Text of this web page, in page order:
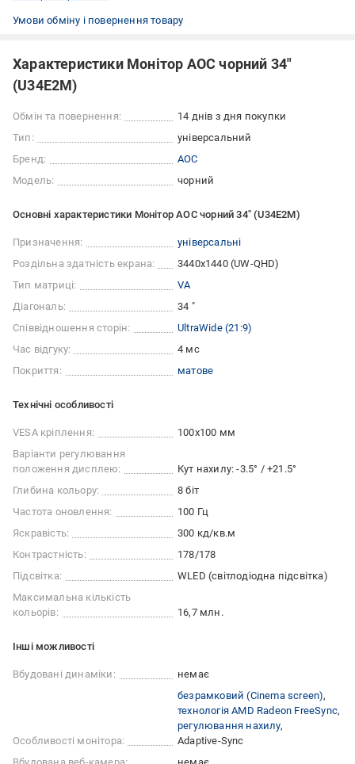
Умови обміну і повернення товару
Характеристики Монітор AOC чорний 34"
(U34E2M)
Обмін та повернення:
14 днів з дня покупки
Тип:
універсальний
Бренд:
AOC
Модель:
чорний
Основні характеристики Монітор AOC чорний 34" (U34E2M)
Призначення:
універсальні
Роздільна здатність екрана:
3440x1440 (UW-QHD)
Тип матриці:
VA
Діагональ:
34 "
Співвідношення сторін:
UltraWide (21:9)
Час відгуку:
4 мс
Покриття:
матове
Технічні особливості
VESA кріплення:
100x100 мм
Варіанти регулювання
положення дисплею:
Кут нахилу: -3.5° / +21.5°
Глибина кольору:
8 біт
Частота оновлення:
100 Гц
Яскравість:
300 кд/кв.м
Контрастність:
178/178
Підсвітка:
WLED (світлодіодна підсвітка)
Максимальна кількість
кольорів:
16,7 млн.
Iншi можливостi
Вбудовані динаміки: немає
Особливості монітора:
безрамковий (Сinema screen)
технологія AMD Radeon FreeSync
регулювання нахилу
Adaptive-Sync